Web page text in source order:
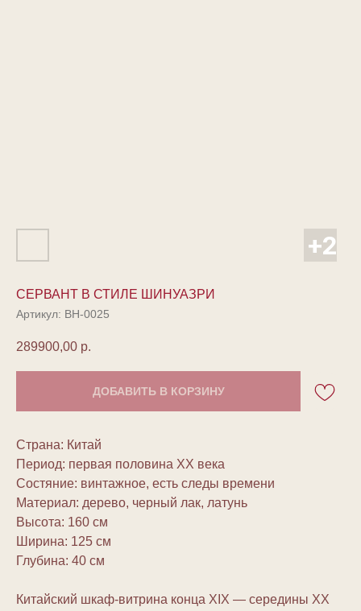
CЕРВАНТ В СТИЛЕ ШИНУАЗРИ
Артикул: ВН-0025
289900,00 р.
ДОБАВИТЬ В КОРЗИНУ
Страна: Китай
Период: первая половина ХХ века
Состяние: винтажное, есть следы времени
Материал: дерево, черный лак, латунь
Высота: 160 см
Ширина: 125 см
Глубина: 40 см
Китайский шкаф-витрина конца XIX — середины XX